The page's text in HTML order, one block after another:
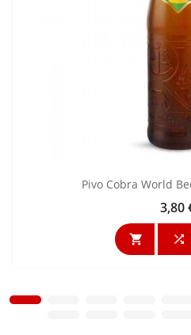
Pivo Cobra World
3,80
 